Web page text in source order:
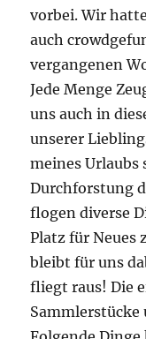
vorbei. Wir
auch
vergangenen
Jede Menge
uns auch in
unserer
meines Urlaubs
Durchforstung
flogen diverse
Platz für Neues
bleibt für uns
fliegt raus! Die
Sammlerstücke